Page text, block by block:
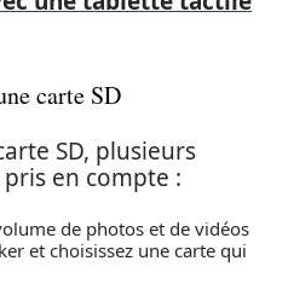
carte SD
SD, plusieurs
en compte :
de photos et de vidéos
et choisissez une carte qui